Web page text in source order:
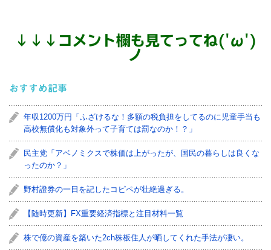
↓ ↓ ↓ コメント欄も見てってね('ω')
ノ
おすすめ記事
年収1200万円「ふざけるな！多額の税負担をしてるのに児童手当も
高校無償化も対象外って子育ては罰なのか！？」
民主党「アベノミクスで株価は上がったが、国民の暮らしは良くな
ったのか？」
野村證券の一日を記したコピペが壮絶過ぎる。
【随時更新】FX重要経済指標と注目材料一覧
株で億の資産を築いた2ch株板住人が晒してくれた手法が凄い。